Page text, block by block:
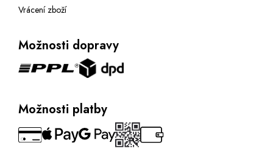
Vrácení zboží
Možnosti dopravy
Možnosti platby